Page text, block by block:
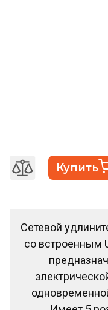
Купить
Сетевой
со встроенным